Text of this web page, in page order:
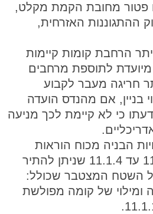
או פטור מחובת הקמת מקלט,
ההתגוננות האזרחית,
הרחבת קומות קיימות
מיועדת לתוספת מרחבים
חריגה מעבר לקבוע
בניין, אם מהנדס הועדה
כי לא קיימת לכך מניעה
הבניה מכוח הוראות
סעיפים קטנים 11.1.1 עד 11.1.4 שניתן להתיר
השטח המצטבר שכולל:
ומילוי של קומה מפולשת